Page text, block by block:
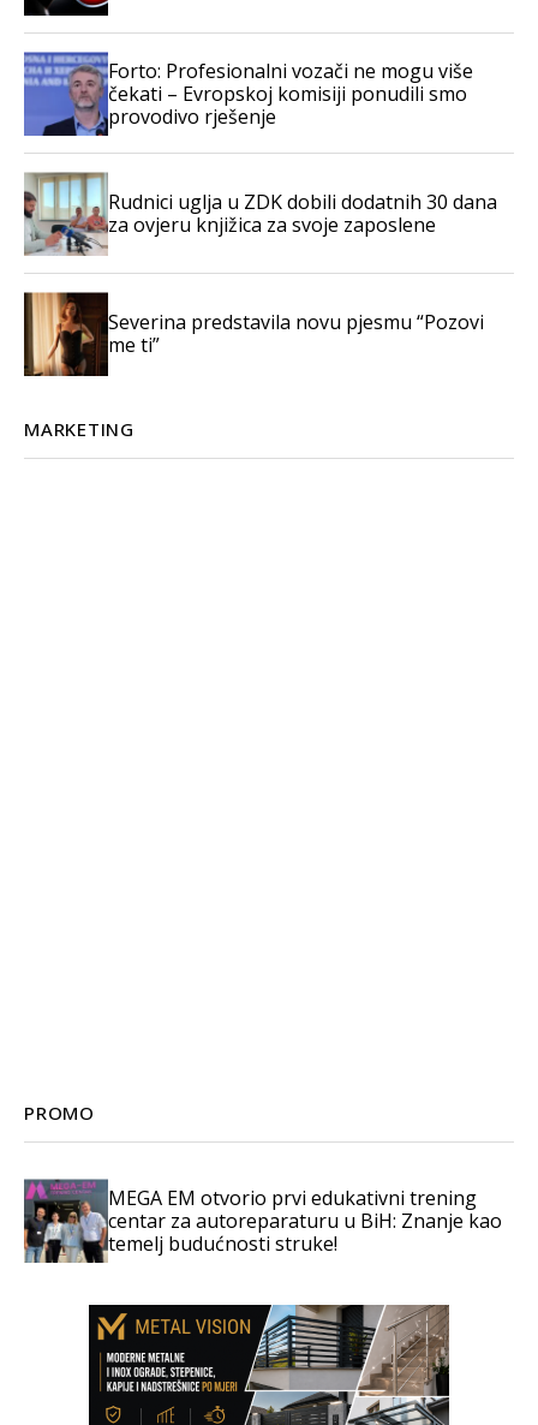
Forto: Profesionalni vozači ne mogu više
čekati – Evropskoj komisiji ponudili smo
provodivo rješenje
Rudnici uglja u ZDK dobili dodatnih 30 dana
za ovjeru knjižica za svoje zaposlene
Severina predstavila novu pjesmu “Pozovi
me ti”
MARKETING
PROMO
MEGA EM otvorio prvi edukativni trening
centar za autoreparaturu u BiH: Znanje kao
temelj budućnosti struke!